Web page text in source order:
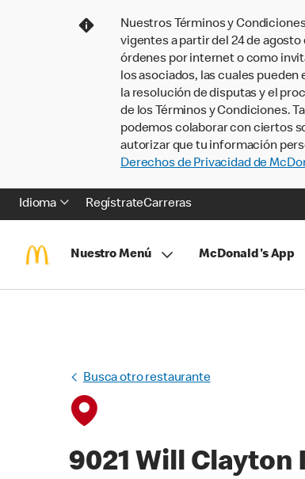
Nuestros Términos y
vigentes a partir del 24 de
órdenes por internet o como
los asociados, las cuales
la resolución de disputas y el
de los Términos y Condiciones.
podemos colaborar con ciertos
autorizar que tu información
Derechos de Privacidad de
Idioma RegístrateCarreras
Nuestro Menú McDonald's App
Busca otro restaurante
9021 Will Clayton